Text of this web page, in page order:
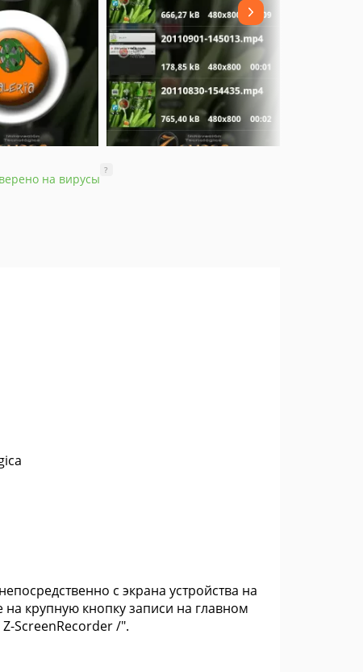
на вирусы
?
с экрана устройства на
крупную кнопку записи на главном
ScreenRecorder /".